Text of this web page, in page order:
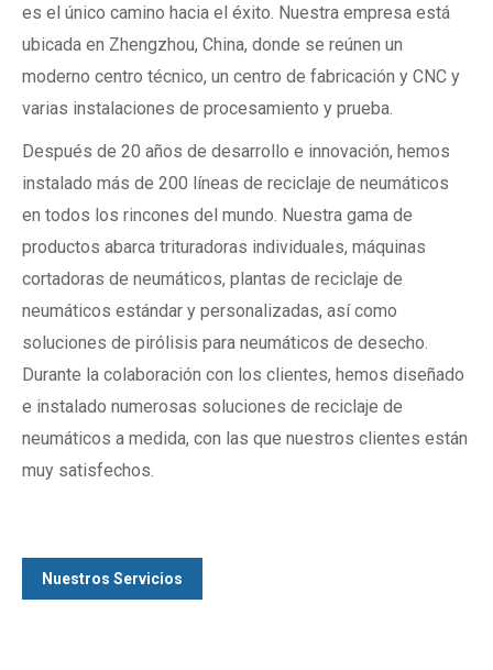
es el único camino hacia el éxito. Nuestra empresa está
ubicada en Zhengzhou, China, donde se reúnen un
moderno centro técnico, un centro de fabricación y CNC y
varias instalaciones de procesamiento y prueba.
Después de 20 años de desarrollo e innovación, hemos
instalado más de 200 líneas de reciclaje de neumáticos
en todos los rincones del mundo. Nuestra gama de
productos abarca trituradoras individuales, máquinas
cortadoras de neumáticos, plantas de reciclaje de
neumáticos estándar y personalizadas, así como
soluciones de pirólisis para neumáticos de desecho.
Durante la colaboración con los clientes, hemos diseñado
e instalado numerosas soluciones de reciclaje de
neumáticos a medida, con las que nuestros clientes están
muy satisfechos.
Nuestros Servicios